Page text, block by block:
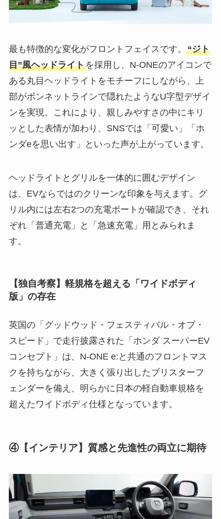
最も特徴的な変化がフロントフェイスです。 “ジト
目”風ヘッドライトを採用し、N-ONEのアイコンで
ある丸目ヘッドライトをモチーフにしながら、上
部がボンネットラインで隠れたようなU字型デザイ
ンを実現。これにより、親しみやすさの中にキリ
ッとした表情が加わり、SNSでは「可愛い」「ホ
ンダeを思い出す」といった声が上がっています。
ヘッドライトとグリルを一体的に囲むデザイン
は、EVならではのクリーンな印象を与えます。グ
リル内には左右2つの充電ポートが確認でき、それ
ぞれ「普通充電」と「急速充電」用とみられま
す。
【独自考察】軽規格を超える「ワイドボディ
版」の存在
英国の「グッドウッド・フェスティバル・オブ・
スピード」で走行披露された「ホンダ スーパーEV
コンセプト」は、N-ONE e:と共通のフロントマス
クを持ちながら、大きく張り出したブリスターフ
ェンダーを備え、明らかに日本の軽自動車規格を
超えたワイドボディ仕様となっています。
④【インテリア】質感と先進性の両立に期待